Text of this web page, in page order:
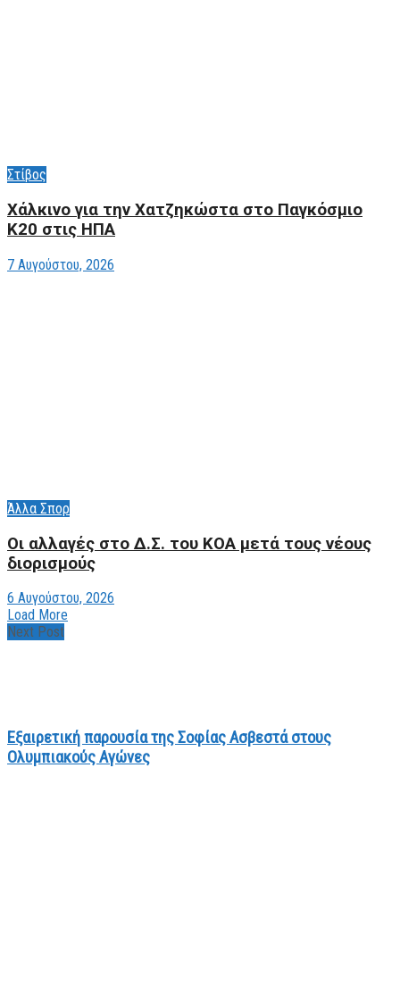
Στίβος
Xάλκινο για την Χατζηκώστα στο Παγκόσμιο
Κ20 στις ΗΠΑ
7 Αυγούστου, 2026
Άλλα Σπορ
Οι αλλαγές στο Δ.Σ. του ΚΟΑ μετά τους νέους
διορισμούς
6 Αυγούστου, 2026
Load More
Next Post
Εξαιρετική παρουσία της Σοφίας Ασβεστά στους
Ολυμπιακούς Αγώνες